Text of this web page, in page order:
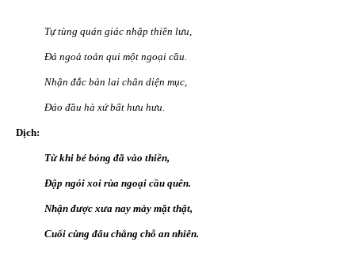
Tự tùng quán giác nhập thiền lưu,
Đả ngoả toản qui một ngoại cầu.
Nhận đắc bản lai chân diện mục,
Đáo đầu hà xứ bất hưu hưu.
Dịch:
Từ khi bé bỏng đã vào thiền,
Đập ngói xoi rùa ngoại cầu quên.
Nhận được xưa nay mày mặt thật,
Cuối cùng đâu chẳng chỗ an nhiên.